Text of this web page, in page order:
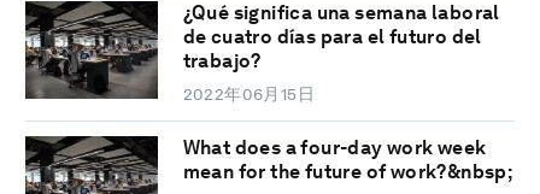
¿Qué significa una semana laboral
de cuatro días para el futuro del
trabajo?
2022年06月15日
What does a four-day work week
mean for the future of work?&nbsp;